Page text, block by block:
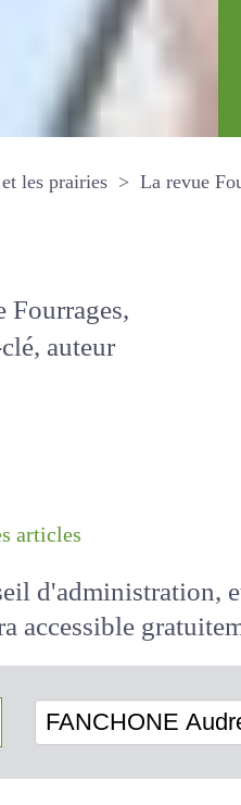
et les prairies La
par
accessible
FANCHONE Audrey